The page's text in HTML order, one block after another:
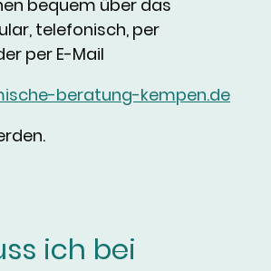
bequem über das
telefonisch, per
per E-Mail
beratung-kempen.de
ich bei